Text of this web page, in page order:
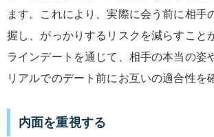
ます。これにより、実際に会う前に相手
握し、がっかりするリスクを減らすこと
ラインデートを通じて、相手の本当の姿
リアルでのデート前にお互いの適合性を
内面を重視する